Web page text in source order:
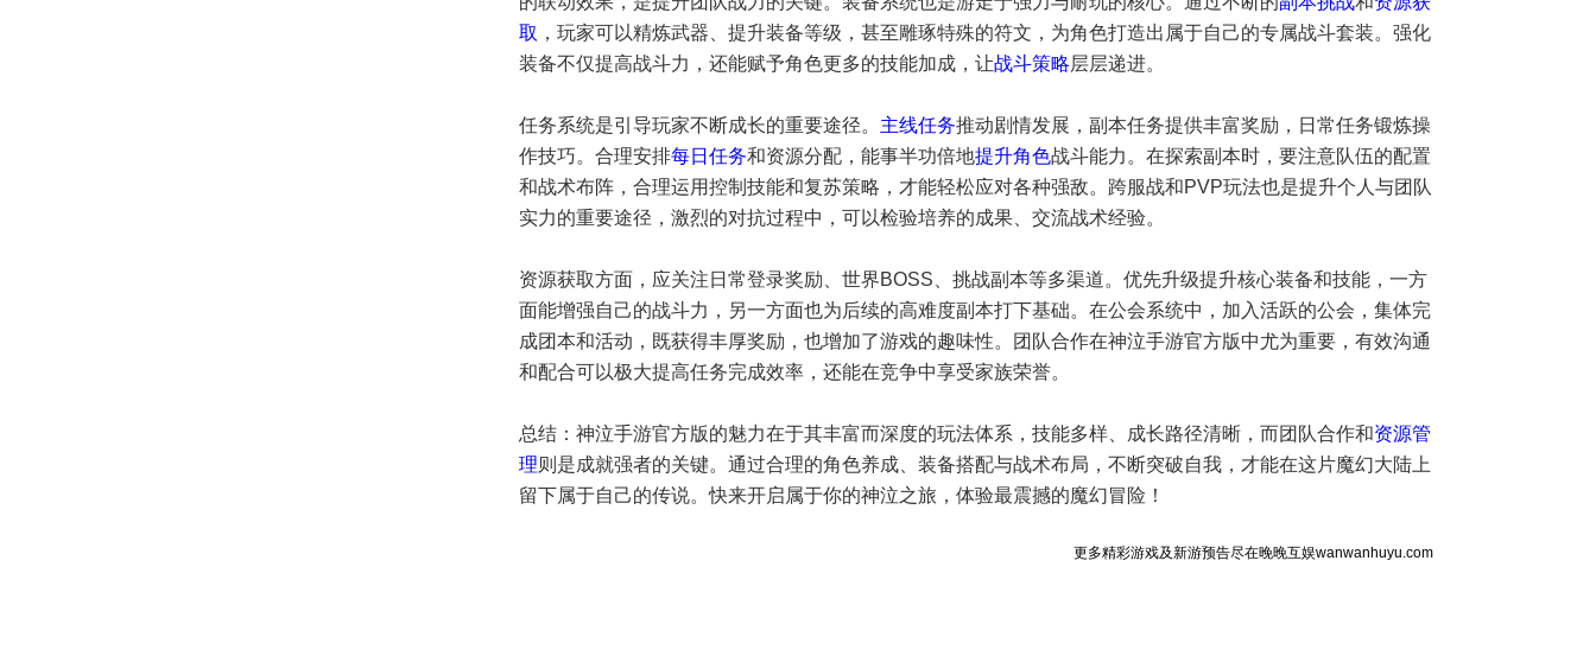
取 ，玩家可以精炼武器、提升装备等级，甚至雕琢特殊的符文，为角色打造出属于自己的专属战斗套装。强化
装备不仅提高战斗力，还能赋予角色更多的技能加成，让战斗策略层层递进。
任务系统是引导玩家不断成长的重要途径。 主线任务推动剧情发展，副本任务提供丰富奖励，日常任务锻炼操
作技巧。合理安排每日任务和资源分配，能事半功倍地提升角色战斗能力。在探索副本时，要注意队伍的配置
和战术布阵，合理运用控制技能和复苏策略，才能轻松应对各种强敌。跨服战和PVP玩法也是提升个人与团队
实力的重要途径，激烈的对抗过程中，可以检验培养的成果、交流战术经验。
资源获取方面，应关注日常登录奖励、世界BOSS、挑战副本等多渠道。优先升级提升核心装备和技能，一方
面能增强自己的战斗力，另一方面也为后续的高难度副本打下基础。在公会系统中，加入活跃的公会，集体完
成团本和活动，既获得丰厚奖励，也增加了游戏的趣味性。团队合作在神泣手游官方版中尤为重要，有效沟通
和配合可以极大提高任务完成效率，还能在竞争中享受家族荣誉。
总结：神泣手游官方版的魅力在于其丰富而深度的玩法体系，技能多样、成长路径清晰，而团队合作和资源管
理则是成就强者的关键。通过合理的角色养成、装备搭配与战术布局，不断突破自我，才能在这片魔幻大陆上
留下属于自己的传说。快来开启属于你的神泣之旅，体验最震撼的魔幻冒险！
更多精彩游戏及新游预告尽在晚晚互娱wanwanhuyu.com